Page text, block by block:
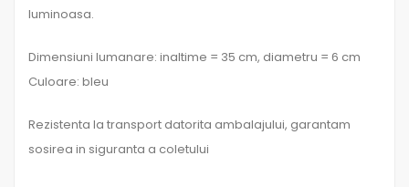
luminoasa.
Dimensiuni lumanare: inaltime = 35 cm, diametru = 6 cm
Culoare: bleu
Rezistenta la transport datorita ambalajului, garantam
sosirea in siguranta a coletului